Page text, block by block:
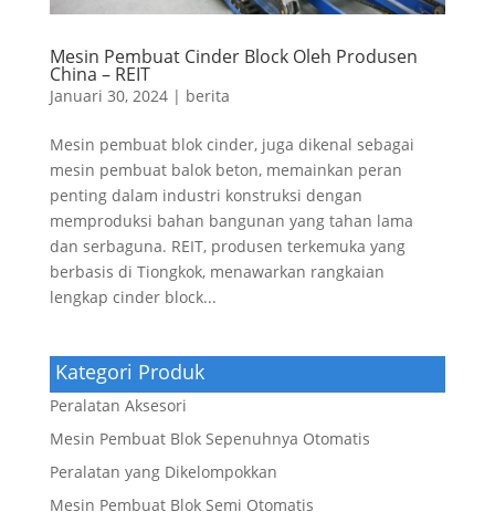
Mesin Pembuat Cinder Block Oleh Produsen
China – REIT
Januari 30, 2024| berita
Mesin pembuat blok cinder, juga dikenal sebagai
mesin pembuat balok beton, memainkan peran
penting dalam industri konstruksi dengan
memproduksi bahan bangunan yang tahan lama
dan serbaguna. REIT, produsen terkemuka yang
berbasis di Tiongkok, menawarkan rangkaian
lengkap cinder block...
Kategori Produk
Peralatan Aksesori
Mesin Pembuat Blok Sepenuhnya Otomatis
Peralatan yang Dikelompokkan
Mesin Pembuat Blok Semi Otomatis